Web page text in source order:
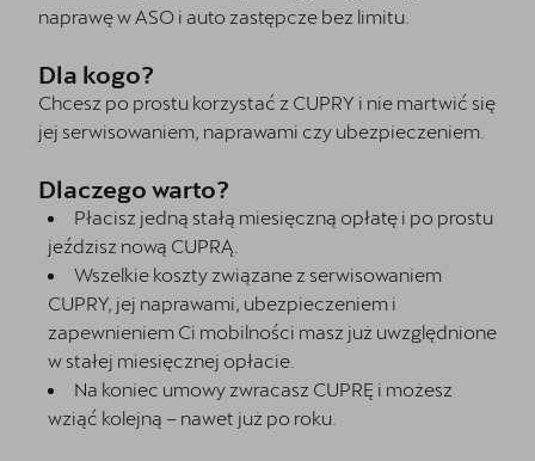
naprawę w ASO i auto zastępcze bez limitu.
Dla kogo?
Chcesz po prostu korzystać z CUPRY i nie martwić się
jej serwisowaniem, naprawami czy ubezpieczeniem.
Dlaczego warto?
Płacisz jedną stałą miesięczną opłatę i po prostu
jeździsz nową CUPRĄ.
Wszelkie koszty związane z serwisowaniem
CUPRY, jej naprawami, ubezpieczeniem i
zapewnieniem Ci mobilności masz już uwzględnione
w stałej miesięcznej opłacie.
Na koniec umowy zwracasz CUPRĘ i możesz
wziąć kolejną – nawet już po roku.